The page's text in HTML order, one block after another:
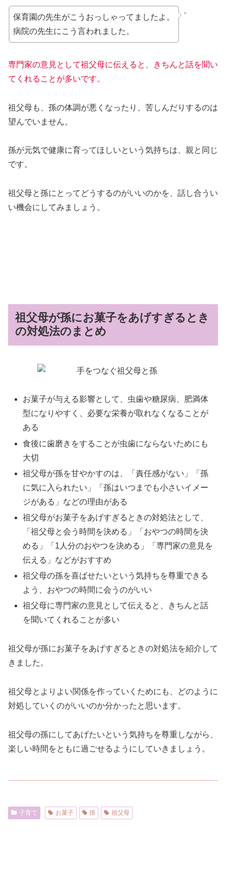
保育園の先生がこうおっしゃってましたよ。
病院の先生にこう言われました。
専門家の意見として祖父母に伝えると、きちんと話を聞い
てくれることが多いです。
祖父母も、孫の体調が悪くなったり、苦しんだりするのは
望んでいません。
孫が元気で健康に育ってほしいという気持ちは、親と同じ
です。
祖父母と孫にとってどうするのがいいのかを、話し合うい
い機会にしてみましょう。
祖父母が孫にお菓子をあげすぎるとき
の対処法のまとめ
お菓子が与える影響として、虫歯や糖尿病、肥満体
型になりやすく、必要な栄養が取れなくなることが
ある
食後に歯磨きをすることが虫歯にならないためにも
大切
祖父母が孫を甘やかすのは、「責任感がない」「孫
に気に入られたい」「孫はいつまでも小さいイメー
ジがある」などの理由がある
祖父母がお菓子をあげすぎるときの対処法として、
「祖父母と会う時間を決める」「おやつの時間を決
める」「1人分のおやつを決める」「専門家の意見を
伝える」などがおすすめ
祖父母の孫を喜ばせたいという気持ちを尊重できる
よう、おやつの時間に会うのがいい
祖父母に専門家の意見として伝えると、きちんと話
を聞いてくれることが多い
祖父母が孫にお菓子をあげすぎるときの対処法を紹介して
きました。
祖父母とよりよい関係を作っていくためにも、どのように
対処していくのがいいのか分かったと思います。
祖父母の孫にしてあげたいという気持ちを尊重しながら、
楽しい時間をともに過ごせるようにしていきましょう。
子育て お菓子 孫 祖父母